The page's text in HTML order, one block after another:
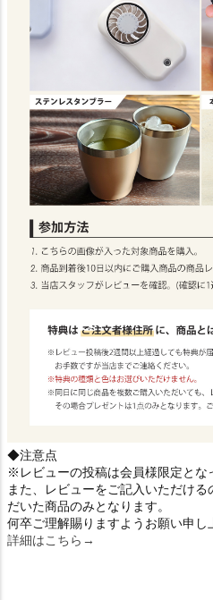
◆注意点
※レビューの投稿は会員様限定とな
また、レビューをご記入いただけ
だいた商品のみとなります。
何卒ご理解賜りますようお願い申し
詳細はこちら→